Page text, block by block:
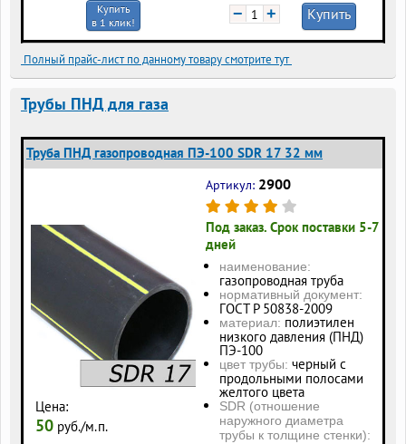
Купить
в 1 клик!
− + Купить
Полный прайс-лист по данному товару смотрите тут
Трубы ПНД для газа
Труба ПНД газопроводная ПЭ-100 SDR 17 32 мм
Цена:
50 руб./м.п.
Артикул: 2900
Под заказ. Срок поставки 5-7
дней
наименование:
газопроводная труба
нормативный документ:
ГОСТ Р 50838-2009
материал: полиэтилен
низкого давления (ПНД)
ПЭ-100
цвет трубы: черный с
продольными полосами
желтого цвета
SDR (отношение
наружного диаметра
трубы к толщине стенки):